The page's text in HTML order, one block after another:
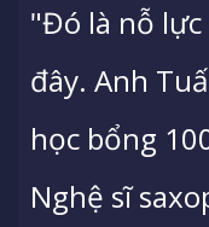
"Đó là nỗ
đây. Anh
học bổng
Nghệ sĩ